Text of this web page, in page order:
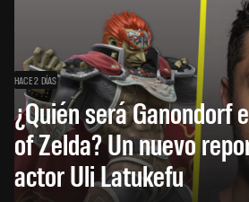
HACE 2 DÍAS
¿Quién será Ganondorf
of Zelda? Un nuevo
actor Uli Latukefu